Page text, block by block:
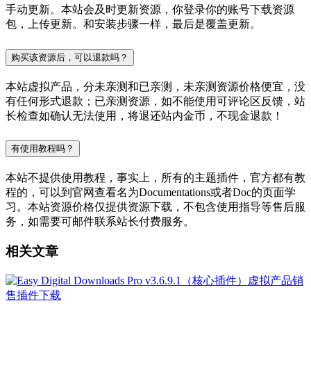
手动更新。本站会及时更新资源，你登录你的账号下载资源
包，上传更新。和安装步骤一样，最后是覆盖更新。
购买该资源后，可以退款吗？
本站虚拟产品，分未亲测和已亲测，未亲测资源价格便宜，没
有任何形式退款；已亲测资源，如不能使用可评论区反馈，站
长检查如确认无法使用，将退还站内金币，不现金退款！
有使用教程吗？
本站不提供使用教程，事实上，所有的主题插件，官方都有教
程的，可以到官网查看名为Documentations或者Doc的页面学
习。本站资源价格仅提供资源下载，不包含使用指导等售后服
务，如需要可邮件联系站长付费服务。
相关文章